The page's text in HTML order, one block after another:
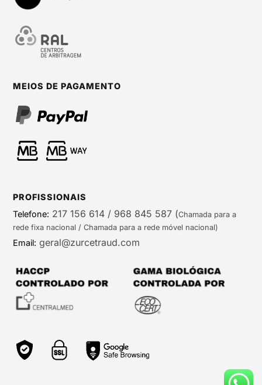
MEIOS DE PAGAMENTO
PROFISSIONAIS
Telefone: 217 156 614 / 968 845 587 (Chamada para a
rede fixa nacional / Chamada para a rede móvel nacional)
Email: geral@zurcetraud.com